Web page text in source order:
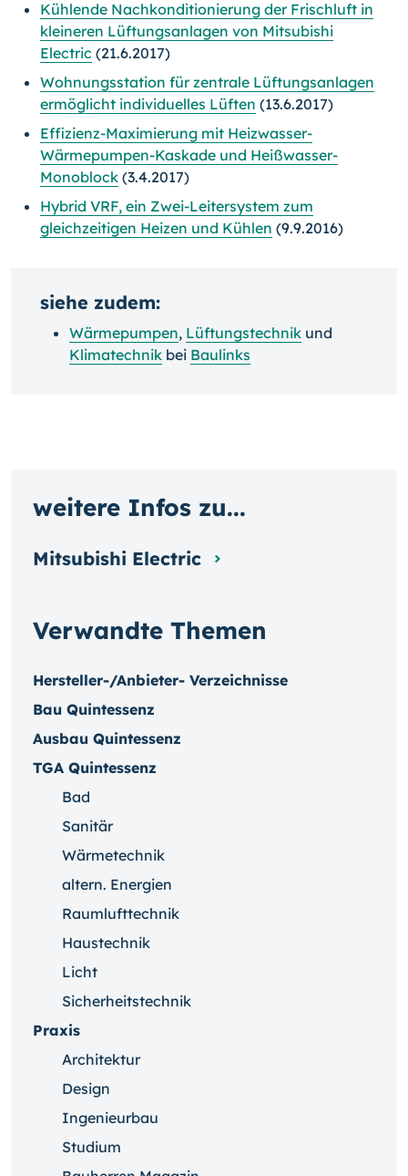
Kühlende Nachkonditionierung der Frischluft in
kleineren Lüftungsanlagen von Mitsubishi
Electric (21.6.2017)
Wohnungsstation für zentrale Lüftungsanlagen
ermöglicht individuelles Lüften (13.6.2017)
Effizienz-Maximierung mit Heizwasser-
Wärmepumpen-Kaskade und Heißwasser-
Monoblock (3.4.2017)
Hybrid VRF, ein Zwei-Leitersystem zum
gleichzeitigen Heizen und Kühlen (9.9.2016)
siehe zudem:
Wärmepumpen, Lüftungstechnik und
Klimatechnik bei Baulinks
Verwandte Themen
Hersteller-/Anbieter- Verzeichnisse
Bau Quintessenz
Ausbau Quintessenz
TGA Quintessenz
Bad
Sanitär
Wärmetechnik
altern. Energien
Raumlufttechnik
Haustechnik
Licht
Sicherheitstechnik
Praxis
Architektur
Design
Ingenieurbau
Studium
weitere Infos zu...
Mitsubishi Electric